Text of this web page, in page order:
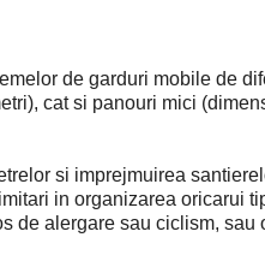
de garduri mobile de
cat si panouri mici
si imprejmuirea
in organizarea oricarui
de alergare sau ciclism, sau